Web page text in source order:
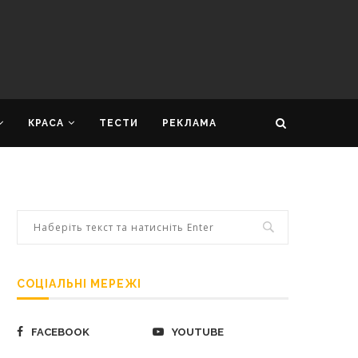
КРАСА ТЕСТИ РЕКЛАМА
СОЦІАЛЬНІ МЕРЕЖІ
FACEBOOK YOUTUBE